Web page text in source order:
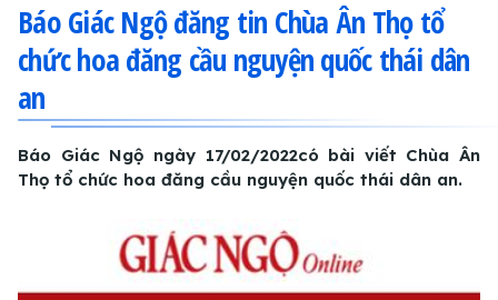
Báo Giác Ngộ đăng tin Chùa Ân Thọ tổ
chức hoa đăng cầu nguyện quốc thái dân
an
Báo Giác Ngộ ngày 17/02/2022có bài viết Chùa Ân
Thọ tổ chức hoa đăng cầu nguyện quốc thái dân an.